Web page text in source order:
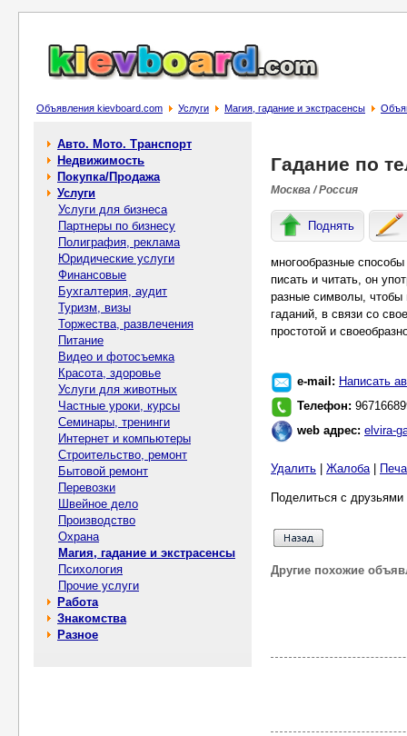
Объявления kievboard.com Услуги Магия, гадание и экстрасенсы
Авто. Мото. Транспорт
Недвижимость
Покупка/Продажа
Услуги
Услуги для бизнеса
Партнеры по бизнесу
Полиграфия, реклама
Юридические услуги
Финансовые
Бухгалтерия, аудит
Туризм, визы
Торжества, развлечения
Питание
Видео и фотосъемка
Красота, здоровье
Услуги для животных
Частные уроки, курсы
Семинары, тренинги
Интернет и компьютеры
Строительство, ремонт
Бытовой ремонт
Перевозки
Швейное дело
Производство
Охрана
Магия, гадание и экстрасенсы
Психология
Прочие услуги
Работа
Знакомства
Разное
Гадание по
Москва / Россия
Поднять
многообразные
писать и читать, он
разные символы, чтобы
гаданий, в связи со
простотой и
e-mail: Написать
Телефон:
web адрес: elvira-
Удалить Жалоба|
Поделиться с
Другие похожие